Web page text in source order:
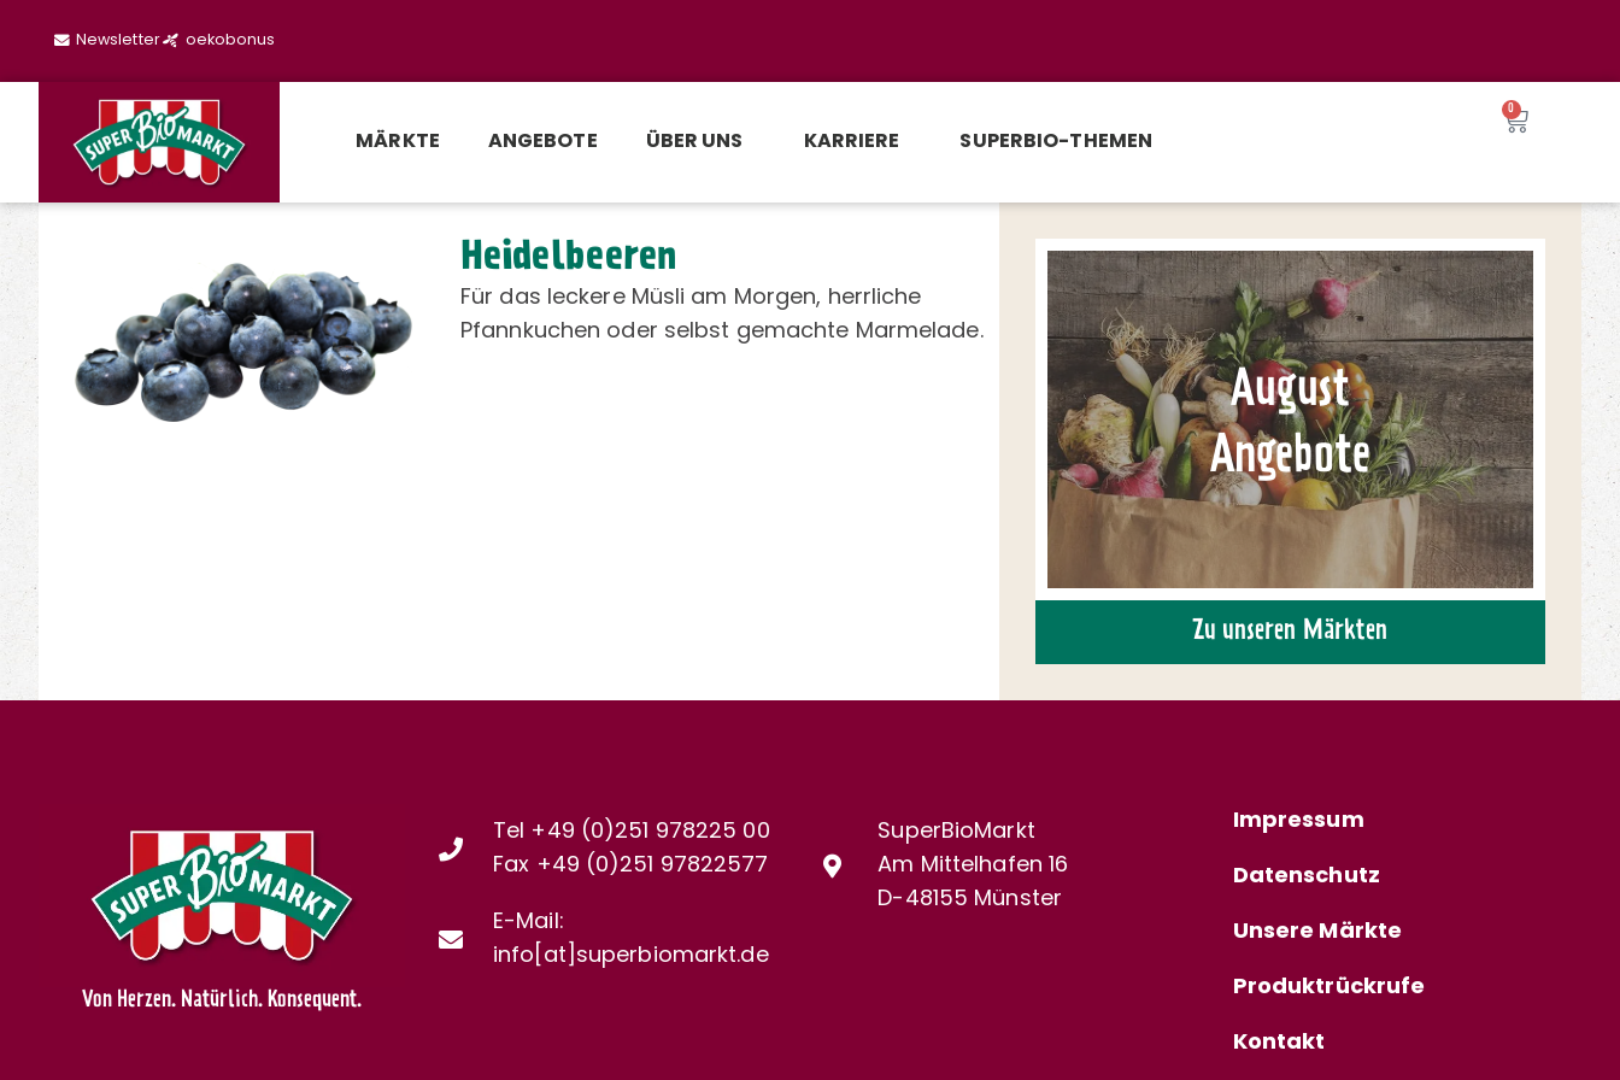
Newsletter oekobonus
MÄRKTE ANGEBOTE ÜBER UNS KARRIERE SUPERBIO-THEMEN
0
Heidelbeeren
Für das leckere Müsli am Morgen, herrliche
Pfannkuchen oder selbst gemachte Marmelade.
August
Angebote
Zu unseren Märkten
Von Herzen. Natürlich. Konsequent.
Tel +49 (0)251 978225 00
Fax +49 (0)251 97822577
E-Mail:
info[at]superbiomarkt.de
SuperBioMarkt
Am Mittelhafen 16
D-48155 Münster
Impressum
Datenschutz
Unsere Märkte
Produktrückrufe
Kontakt